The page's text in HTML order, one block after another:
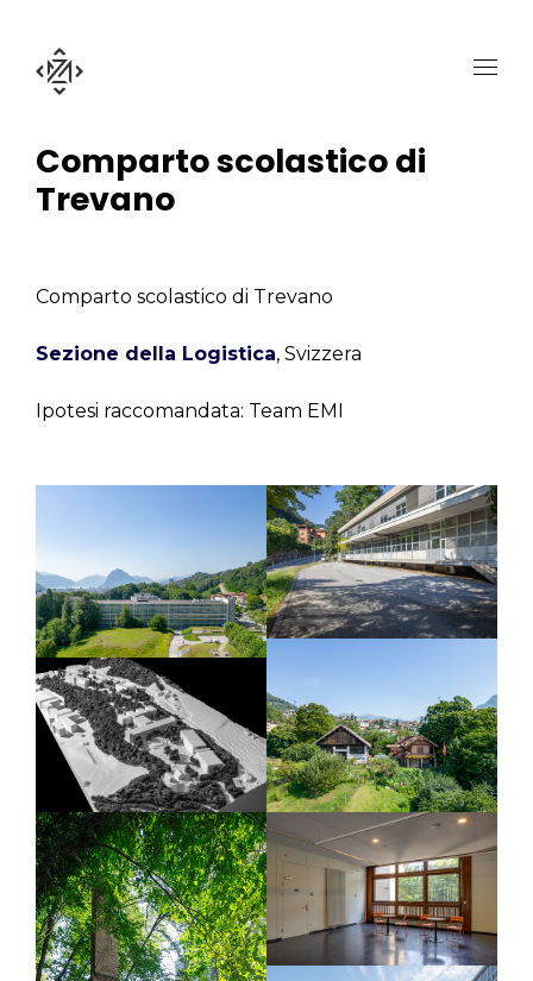
Comparto scolastico di
Trevano
Comparto scolastico di Trevano
Sezione della Logistica, Svizzera
Ipotesi raccomandata: Team EMI